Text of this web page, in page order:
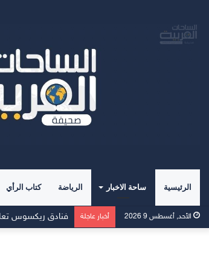
الرئيسية ساحة الاخبار الرياضة كتاب الرأي
الأحد, أغسطس 9 2026 أخبار عاجلة فنادق ريكسوس